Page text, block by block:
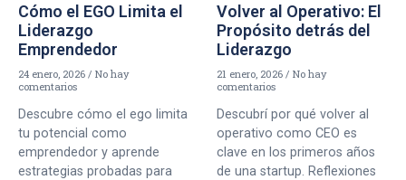
Cómo el EGO Limita el
Liderazgo
Emprendedor
24 enero, 2026
No hay
comentarios
Descubre cómo el ego limita
tu potencial como
emprendedor y aprende
estrategias probadas para
Volver al Operativo: El
Propósito detrás del
Liderazgo
21 enero, 2026
No hay
comentarios
Descubrí por qué volver al
operativo como CEO es
clave en los primeros años
de una startup. Reflexiones